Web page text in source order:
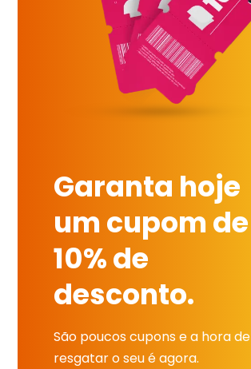
Garanta hoje
um cupom de
10% de
desconto.
São poucos cupons e a hora de
resgatar o seu é agora.